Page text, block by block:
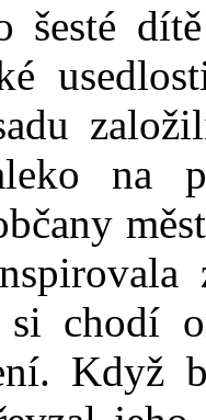
šesté
na
chodí
Když